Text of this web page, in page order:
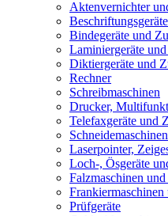
Aktenvernichter
Bindegeräte und
Laminiergeräte
Diktiergeräte und
Rechner
Schreibmaschinen
Drucker,
Telefaxgeräte und
Schneidemaschinen
Laserpointer,
Loch-, Ösgeräte
Falzmaschinen
Prüfgeräte